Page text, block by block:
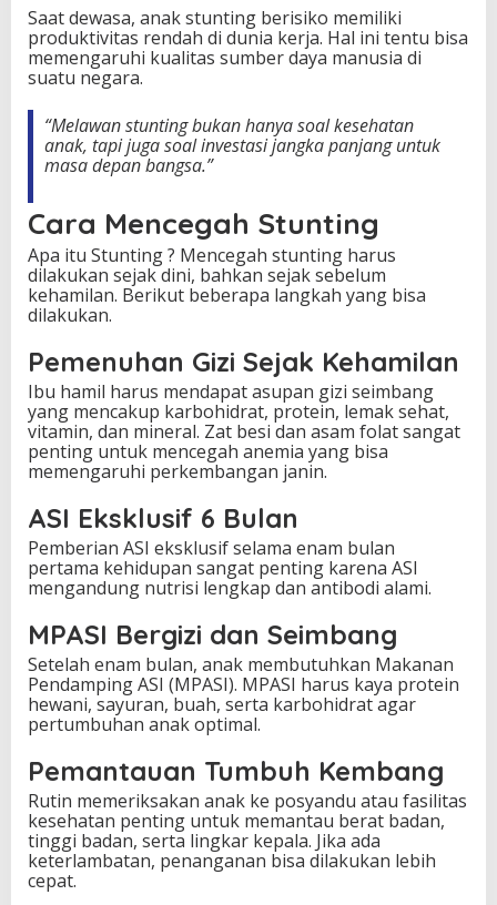
Saat dewasa, anak stunting berisiko memiliki
produktivitas rendah di dunia kerja. Hal ini tentu bisa
memengaruhi kualitas sumber daya manusia di
suatu negara.
“Melawan stunting bukan hanya soal kesehatan
anak, tapi juga soal investasi jangka panjang untuk
masa depan bangsa.”
Cara Mencegah Stunting
Apa itu Stunting ? Mencegah stunting harus
dilakukan sejak dini, bahkan sejak sebelum
kehamilan. Berikut beberapa langkah yang bisa
dilakukan.
Pemenuhan Gizi Sejak Kehamilan
Ibu hamil harus mendapat asupan gizi seimbang
yang mencakup karbohidrat, protein, lemak sehat,
vitamin, dan mineral. Zat besi dan asam folat sangat
penting untuk mencegah anemia yang bisa
memengaruhi perkembangan janin.
ASI Eksklusif 6 Bulan
Pemberian ASI eksklusif selama enam bulan
pertama kehidupan sangat penting karena ASI
mengandung nutrisi lengkap dan antibodi alami.
MPASI Bergizi dan Seimbang
Setelah enam bulan, anak membutuhkan Makanan
Pendamping ASI (MPASI). MPASI harus kaya protein
hewani, sayuran, buah, serta karbohidrat agar
pertumbuhan anak optimal.
Pemantauan Tumbuh Kembang
Rutin memeriksakan anak ke posyandu atau fasilitas
kesehatan penting untuk memantau berat badan,
tinggi badan, serta lingkar kepala. Jika ada
keterlambatan, penanganan bisa dilakukan lebih
cepat.